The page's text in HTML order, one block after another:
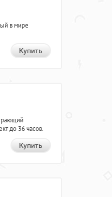
в мире
Купить
до 36 часов.
Купить